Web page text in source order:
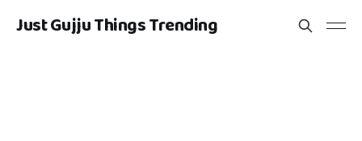
Just Gujju Things Trending